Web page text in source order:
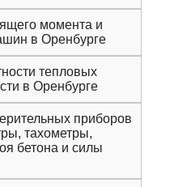
момента и
в Оренбурге
тепловых
в Оренбурге
приборов
тахометры,
бетона и силы